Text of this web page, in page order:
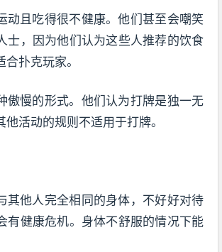
动且吃得很不健康。他们甚至会嘲笑
士，因为他们认为这些人推荐的饮食
扑克玩家。
傲慢的形式。他们认为打牌是独一无
活动的规则不适用于打牌。
其他人完全相同的身体，不好好对待
有健康危机。身体不舒服的情况下能